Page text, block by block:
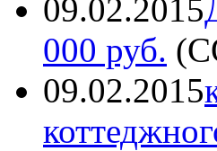
09.02.2015
000 руб. (
09.02.2015